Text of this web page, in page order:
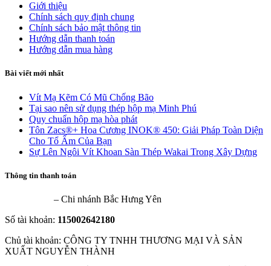
Giới thiệu
Chính sách quy định chung
Chính sách bảo mật thông tin
Hướng dẫn thanh toán
Hướng dẫn mua hàng
Bài viết mới nhất
Vít Mạ Kẽm Có Mũ Chống Bão
Tại sao nên sử dụng thép hộp mạ Minh Phú
Quy chuẩn hộp mạ hòa phát
Tôn Zacs®+ Hoa Cương INOK® 450: Giải Pháp Toàn Diện
Cho Tổ Ấm Của Bạn
Sự Lên Ngôi Vít Khoan Sàn Thép Wakai Trong Xây Dựng
Thông tin thanh toán
– Chi nhánh Bắc Hưng Yên
Số tài khoản: 115002642180
Chủ tài khoản: CÔNG TY TNHH THƯƠNG MẠI VÀ SẢN
XUẤT NGUYỄN THÀNH